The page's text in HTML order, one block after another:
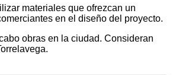
materiales que ofrezcan un
en el diseño del proyecto.
obras en la ciudad. Consideran